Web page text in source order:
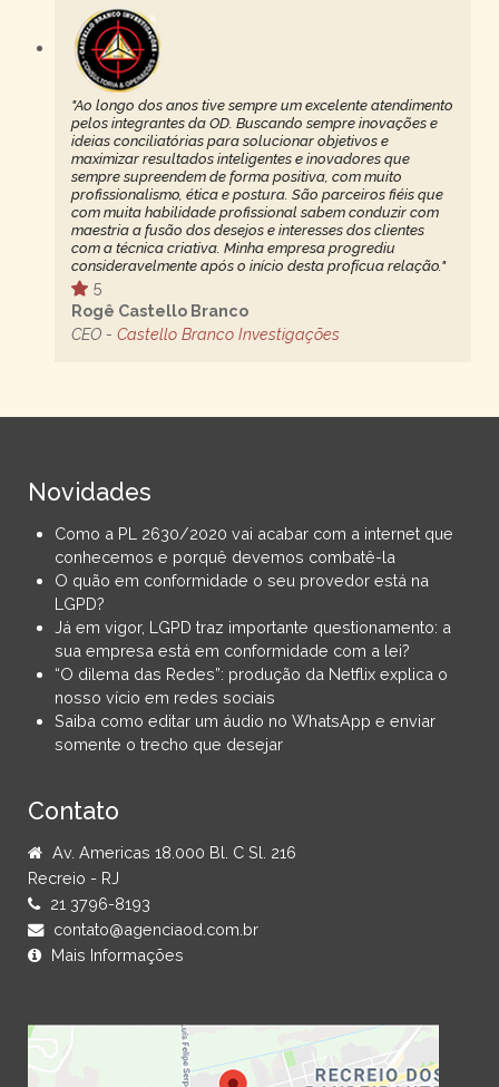
"Ao longo dos anos tive sempre um excelente atendimento
pelos integrantes da OD. Buscando sempre inovações e
ideias conciliatórias para solucionar objetivos e
maximizar resultados inteligentes e inovadores que
sempre supreendem de forma positiva, com muito
profissionalismo, ética e postura. São parceiros fiéis que
com muita habilidade profissional sabem conduzir com
maestria a fusão dos desejos e interesses dos clientes
com a técnica criativa. Minha empresa progrediu
consideravelmente após o início desta profícua relação."
5
Rogê Castello Branco
CEO - Castello Branco Investigações
Novidades
Como a PL 2630/2020 vai acabar com a internet que
conhecemos e porquê devemos combatê-la
O quão em conformidade o seu provedor está na
LGPD?
Já em vigor, LGPD traz importante questionamento: a
sua empresa está em conformidade com a lei?
“O dilema das Redes”: produção da Netflix explica o
nosso vício em redes sociais
Saiba como editar um áudio no WhatsApp e enviar
somente o trecho que desejar
Contato
Av. Americas 18.000 Bl. C Sl. 216
Recreio - RJ
21 3796-8193
contato@agenciaod.com.br
Mais Informações